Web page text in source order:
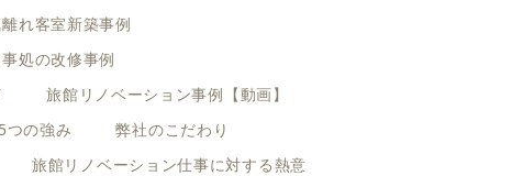
れ客室新築事例
処の改修事例
旅館リノベーション事例【動画】
つの強み
弊社のこだわり
旅館リノベーション仕事に対する熱意